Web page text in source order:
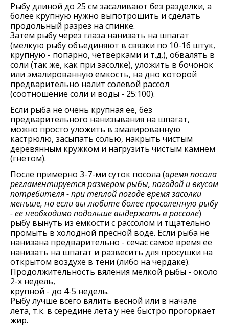
Рыбу длиной до 25 см засаливают без разделки, а
более крупную нужно выпотрошить и сделать
продольный разрез на спинке.
Затем рыбу через глаза нанизать на шпагат
(мелкую рыбу объединяют в связки по 10-16 штук,
крупную - попарно, четверками и т.д.), обвалять в
соли (так же, как при засолке), уложить в бочонок
или эмалированную емкость, на дно которой
предварительно налит солевой рассол
(соотношение соли и воды - 25:100).
Если рыба не очень крупная ее, без
предварительного нанизывания на шпагат,
можно просто уложить в эмалированную
кастрюлю, засыпать солью, накрыть чистым
деревянным кружком и нагрузить чистым камнем
(гнетом).
После примерно 3-7-ми суток посола (время посола
регламентируется размером рыбы, погодой и вкусом
потребителя - при теплой погоде время засолки
меньше, но если вы любите более просоленную рыбу
- ее необходимо подольше выдержать в рассоле)
рыбу вынуть из емкости с рассолом и тщательно
промыть в холодной пресной воде. Если рыба не
нанизана предварительно - сечас самое время ее
нанизать на шпагат и развесить для просушки на
открытом воздухе в тени (либо на чердаке).
Продолжительность вяления мелкой рыбы - около
2-х недель,
крупной - до 4-5 недель.
Рыбу лучше всего вялить весной или в начале
лета, т.к. в середине лета у нее быстро прогоркает
жир.